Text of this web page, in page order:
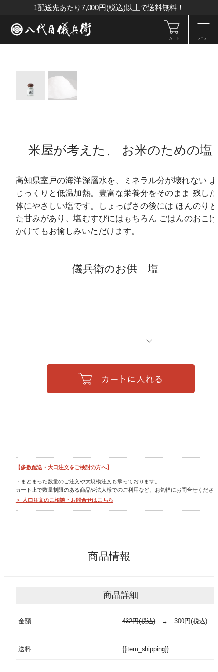
1配送先あたり7,000円(税込)以上で送料無料！
カート メニュー
よくあるご質問
お問合せ
配送/送料
【夏限定】厳選美味
特集コンテンツ
米屋が考えた、 お米のための塩
高知県室戸の海洋深層水を、ミネラル分が壊れない
じっくりと低温加熱。豊富な栄養分をそのまま 残し
体にやさしい塩です。しょっぱさの後には ほんのり
た甘みがあり、塩むすびにはもちろん ごはんのおこ
かけてもお愉しみいただけます。
儀兵衛のお供「塩」
【多数配送・大口注文をご検討の方へ】
・まとまった数量のご注文や大規模注文も承っております。
カート上で数量制限のある商品や法人様でのご利用など、お気軽にお問合せくださ
＞ 大口注文のご相談・お問合せはこちら
商品情報
商品詳細
金額 432円(税込) → 300円(税込)
送料 {{item_shipping}}